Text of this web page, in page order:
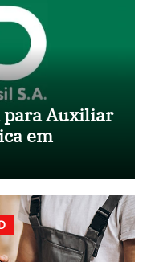
para Auxiliar
em